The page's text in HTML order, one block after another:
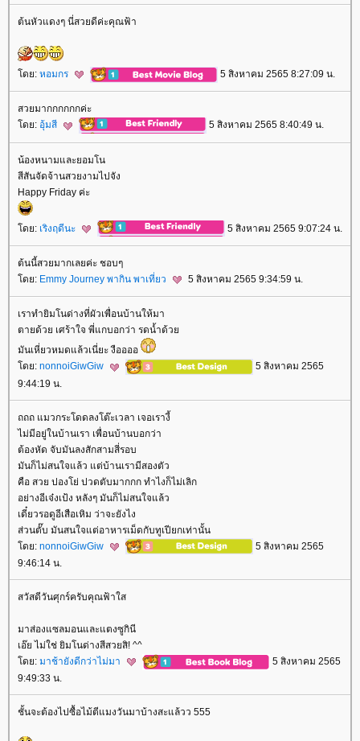
ต้นหัวแดงๆ นี่สวยดีค่ะคุณฟ้า
ดย: หอมกร 5 สิงหาคม 2565 8:27:09 น.
สวยมากกกกกกค่ะ
ดย: อุ้มสี 5 สิงหาคม 2565 8:40:49 น.
น้องหนามและยอมโน
สีสันจัดจ้านสวยงามไปจัง
Happy Friday ค่ะ
ดย: เริงฤดีนะ 5 สิงหาคม 2565 9:07:24 น.
ต้นนี้สวยมากเลยค่ะ ชอบๆ
ดย: Emmy Journey พากิน พาเที่ยว 5 สิงหาคม 2565 9:34:59 น.
เราทำยิมโนด่างที่ผัวเพื่อนบ้านให้มา
ตายด้วย เศร้าใจ พี่แกบอกว่า รดน้ำด้ว
มันเหี่ยวหมดแล้วเนี่ยะ งืออออ
ดย: nonnoiGiwGiw
5 สิงหาคม 2565
9:44:19 น.
ถถถ แมวกระโดดลงโต๊ะเวลา เจอเรางี้
ไม่มีอยู่ในบ้านเรา เพื่อนบ้านบอกว่า
ต้องหัด จับมันลงสักสามสี่รอบ
มันก็ไม่สนใจแล้ว แต่บ้านเรามีสองตัว
คือ สวย ปองโย่ ปวดตับมากกก ทำไงก็ไม่เลิก
อย่างอีเจ๋งเป้ง หลังๆ มันก็ไม่สนใจแล้ว
เดี๋ยวรอดูอีเสือเหิม ว่าจะยังไง
ส่วนตั๊บ มันสนใจแต่อาหารเม็ดกับทูเปียกเท่านั้น
ดย: nonnoiGiwGiw
5 สิงหาคม 2565
9:46:14 น.
สวัสดีวันศุกร์ครับคุณฟ้าใส
มาส่องแซลมอนและแตงซูกินี
เอ๊ย ไม่ใช่ ยิมโนด่างสีสวยสิ! ^^
ดย: มาช้ายังดีกว่าไม่มา
5 สิงหาคม 2565
9:49:33 น.
ชั้นจะต้องไปซื้อไม้ตีแมงวันมาบ้างสะแล้วว 555